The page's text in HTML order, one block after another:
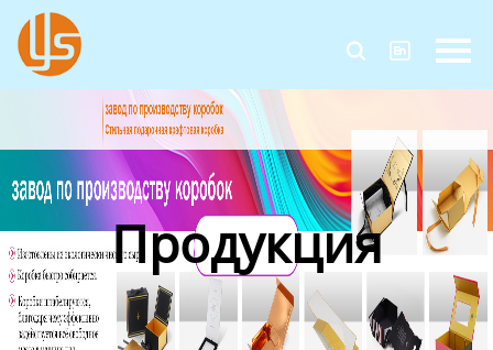
 
Главная
Продукция
О Нас
Контакты Продукция